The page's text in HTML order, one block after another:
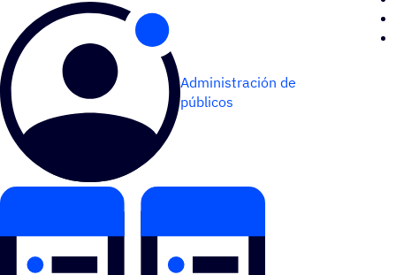
Administración de
públicos